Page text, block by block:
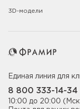
3D-модели
Единая линия для
8 800 333-14-34
10:00 до 20:00